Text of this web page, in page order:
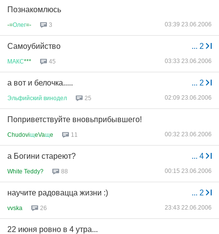
Познакомлюсь
-=Олег=- 3 03:39 23.06.2006
... 2
Самоубийство
МАКС*** 45 03:33 23.06.2006
... 2
а вот и белочка.....
Эльфийский винодел 25 02:09 23.06.2006
Поприветствуйте вновьприбывшего!
ChudoviщeVaщe 11 00:32 23.06.2006
... 4
а Богини стареют?
White Teddy? 88 00:15 23.06.2006
... 2
научите радовацца жизни :)
vvska 26 23:43 22.06.2006
22 июня ровно в 4 утра...